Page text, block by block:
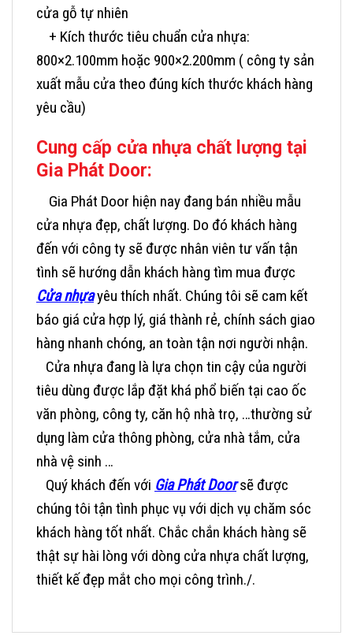
cửa gỗ tự nhiên
+ Kích thước tiêu chuẩn cửa nhựa:
800×2.100mm hoặc 900×2.200mm ( công ty sản
xuất mẫu cửa theo đúng kích thước khách hàng
yêu cầu)
Cung cấp cửa nhựa chất lượng tại
Gia Phát Door:
Gia Phát Door hiện nay đang bán nhiều mẫu
cửa nhựa đẹp, chất lượng. Do đó khách hàng
đến với công ty sẽ được nhân viên tư vấn tận
tình sẽ hướng dẫn khách hàng tìm mua được
Cửa nhựayêu thích nhất. Chúng tôi sẽ cam kết
báo giá cửa hợp lý, giá thành rẻ, chính sách giao
hàng nhanh chóng, an toàn tận nơi người nhận.
Cửa nhựa đang là lựa chọn tin cậy của người
tiêu dùng được lắp đặt khá phổ biến tại cao ốc
văn phòng, công ty, căn hộ nhà trọ, …thường sử
dụng làm cửa thông phòng, cửa nhà tắm, cửa
nhà vệ sinh …
Quý khách đến với Gia Phát Doorsẽ được
chúng tôi tận tình phục vụ với dịch vụ chăm sóc
khách hàng tốt nhất. Chắc chắn khách hàng sẽ
thật sự hài lòng với dòng cửa nhựa chất lượng,
thiết kế đẹp mắt cho mọi công trình./.